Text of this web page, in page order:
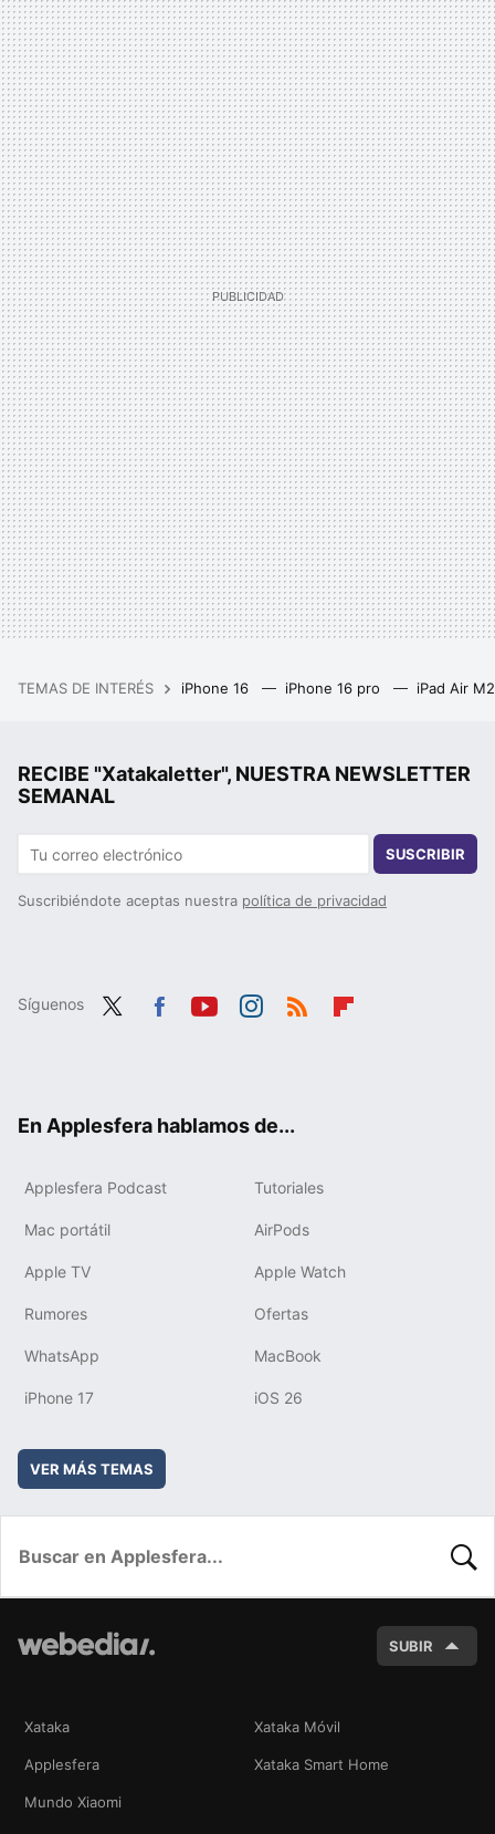
TEMAS DE INTERÉS iPhone 16 iPhone 16 pro iPad Air
RECIBE "Xatakaletter", NUESTRA NEWSLETTER
SEMANAL
SUSCRIBIR
Suscribiéndote aceptas nuestra política de privacidad
Síguenos
En Applesfera hablamos de...
Applesfera Podcast Tutoriales
Mac portátil AirPods
Apple TV Apple Watch
Rumores Ofertas
WhatsApp MacBook
iPhone 17 iOS 26
VER MÁS TEMAS
SUBIR
Xataka Xataka Móvil
Applesfera Xataka Smart Home
Mundo Xiaomi